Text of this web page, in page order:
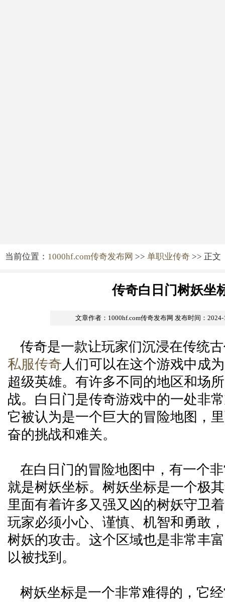
当前位置： 1000hf.com传奇发布网 >> 单职业传奇 >> 正文
传奇白日门树妖坐
文章作者：1000hf.com传奇发布网 发布时间：
传奇是一款让玩家们沉浸在传统
私服传奇人们可以在这个游戏中成
超级英雄。有许多不同的地区和场
战。白日门是传奇游戏中的一处非
它被认为是一个巨大的冒险地图，
奋的挑战和难关。
在白日门的冒险地图中，有一个
就是树妖坐标。树妖坐标是一个极
里面有着许多又强又凶的树妖守卫
玩家必须小心、谨慎、机智和勇敢
树妖的攻击。这个区域也是非常丰
以被找到。
树妖坐标是一个非常难得的，它